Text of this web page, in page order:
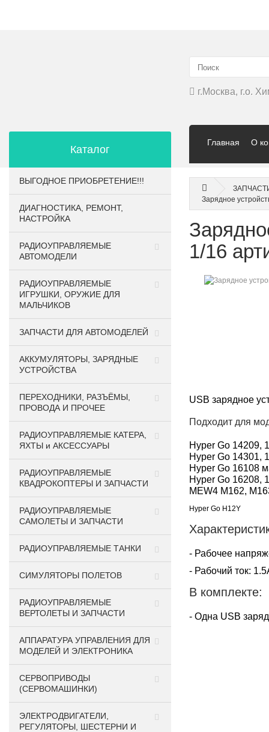
г.Москва, г.о.
Главная О
Каталог
ВЫГОДНОЕ ПРИОБРЕТЕНИЕ!!!
ДИАГНОСТИКА, РЕМОНТ,
НАСТРОЙКА
РАДИОУПРАВЛЯЕМЫЕ
АВТОМОДЕЛИ
РАДИОУПРАВЛЯЕМЫЕ
ИГРУШКИ, ОРУЖИЕ ДЛЯ
МАЛЬЧИКОВ
ЗАПЧАСТИ ДЛЯ АВТОМОДЕЛЕЙ
АККУМУЛЯТОРЫ, ЗАРЯДНЫЕ
УСТРОЙСТВА
ПЕРЕХОДНИКИ, РАЗЪЁМЫ,
ПРОВОДА И ПРОЧЕЕ
РАДИОУПРАВЛЯЕМЫЕ КАТЕРА,
ЯХТЫ и АКСЕССУАРЫ
РАДИОУПРАВЛЯЕМЫЕ
КВАДРОКОПТЕРЫ И ЗАПЧАСТИ
РАДИОУПРАВЛЯЕМЫЕ
САМОЛЕТЫ И ЗАПЧАСТИ
РАДИОУПРАВЛЯЕМЫЕ ТАНКИ
СИМУЛЯТОРЫ ПОЛЕТОВ
РАДИОУПРАВЛЯЕМЫЕ
ВЕРТОЛЕТЫ И ЗАПЧАСТИ
АППАРАТУРА УПРАВЛЕНИЯ ДЛЯ
МОДЕЛЕЙ И ЭЛЕКТРОНИКА
СЕРВОПРИВОДЫ
(СЕРВОМАШИНКИ)
ЭЛЕКТРОДВИГАТЕЛИ,
РЕГУЛЯТОРЫ, ШЕСТЕРНИ И
Зарядное
1/16
USB зарядное
Подходит для
Hyper Go 14209,
Hyper Go 14301,
Hyper Go 16108
Hyper Go 16208,
MEW4 M162,
Hyper Go H12Y
- Рабочее
- Рабочий ток:
В комплекте:
- Одна USB